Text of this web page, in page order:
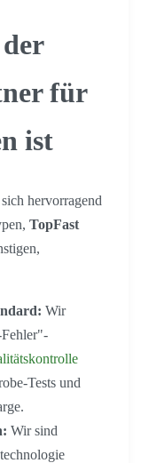
für
ist
hervorragend
TopFast
Wir
Tests und
Wir sind